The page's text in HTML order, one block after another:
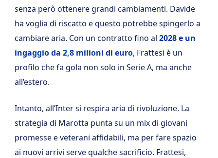
senza però ottenere grandi cambiamenti. Davide
ha voglia di riscatto e questo potrebbe spingerlo a
cambiare aria. Con un contratto fino al 2028 e un
ingaggio da 2,8 milioni di euro, Frattesi è un
profilo che fa gola non solo in Serie A, ma anche
all’estero.
Intanto, all’Inter si respira aria di rivoluzione. La
strategia di Marotta punta su un mix di giovani
promesse e veterani affidabili, ma per fare spazio
ai nuovi arrivi serve qualche sacrificio. Frattesi,